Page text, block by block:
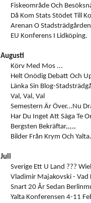
Fiskeområde Och
Då Kom Stats Stödet Till
Arenan O Stadsträdgården
EU Konferens I Lidköping.
Augusti
Körv Med Mos ...
Helt Onödig Debatt Och
Länka Sin Blog-
Val, Val, Val
Semestern Är Över...Nu
Har Du Inget Att Säga Te
Bergsten Bekräftar,,,,,
Bilder Från Krym Och Yalta.
Juli
Sverige Ett U Land ???
Vladimir Majakovski - Vad
Snart 20 År Sedan
Yalta Konferensen 4-11